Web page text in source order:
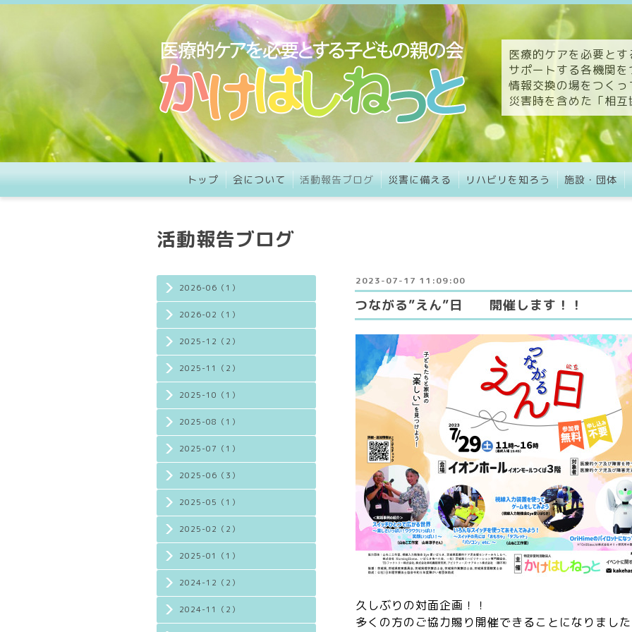
医療的ケアを必要と
サポートする各機関
情報交換の場をつく
災害時を含めた「相
トップ 会について 活動報告ブログ 災害に備える リハビリを知ろう 施設・団体
2026-06（1）
2026-02（1）
2025-12（2）
2025-11（2）
2025-10（1）
2025-08（1）
2025-07（1）
2025-06（3）
2025-05（1）
2025-02（2）
2025-01（1）
2024-12（2）
2024-11（2）
活動報告ブログ
2023-07-17 11:09:00
つながる”えん”日 開催します！！
久しぶりの対面企画！！
多くの方のご協力賜り開催できることになりまし